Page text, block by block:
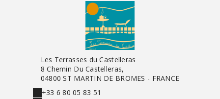
Les Terrasses du Castelleras
8 Chemin Du Castelleras,
04800 ST MARTIN DE BROMES - FRANCE
+33 6 80 05 83 51